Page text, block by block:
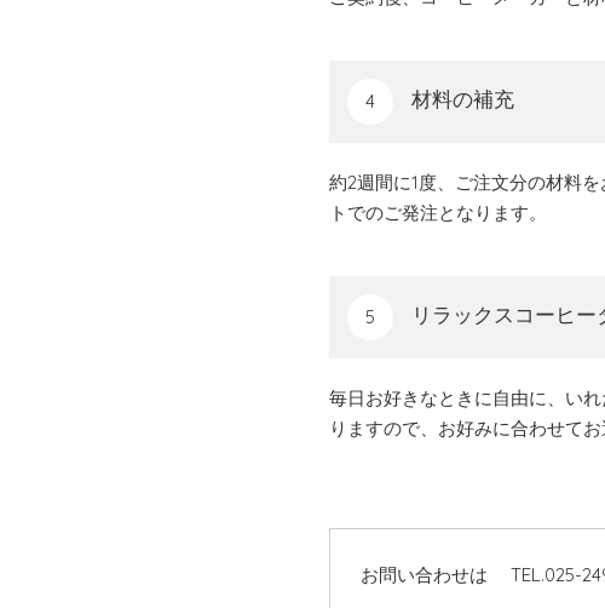
4 材料の補充
約2週間に1度、ご注文分の材料
トでのご発注となります。
5 リラックスコーヒー
毎日お好きなときに自由に、い
りますので、お好みに合わせてお
お問い合わせは TEL.025-